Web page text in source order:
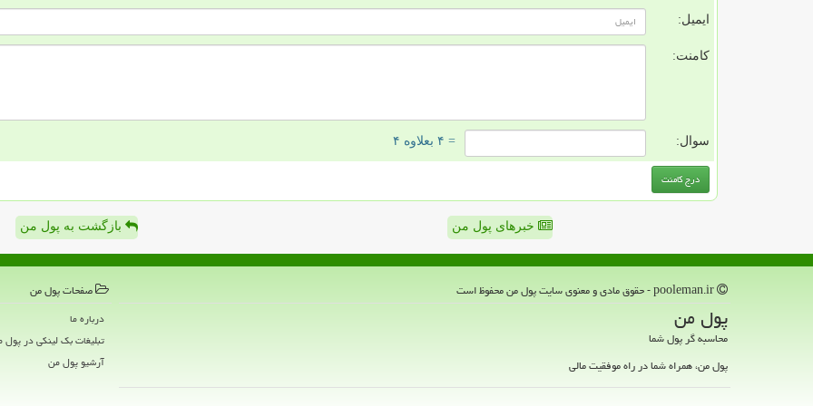
ایمیل:
کامنت:
سوال: = ۴ بعلاوه ۴
خبرهای پول من بازگشت به پول من
پول من
محاسبه گر پول شما
پول من، همراه شما در راه موفقیت مالی
صفحات پول من
درباره ما
تبلیغات بک لینکی در
آرشیو پول من